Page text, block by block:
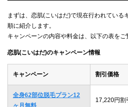
まずは、恋肌(こいはだ)で現在行われている
順に紹介します。
キャンペーンの内容や料金は、以下の表をご
恋肌(こいはだ)のキャンペーン情報
キャンペーン 割引価格
全身62部位脱毛プラン12
ヶ月無料
17,220円割